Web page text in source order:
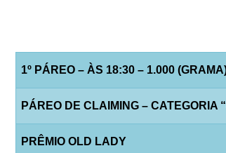
1º PÁREO – ÀS 18:30 – 1.000
PÁREO DE CLAIMING – CATEGORIA
PRÊMIO OLD LADY